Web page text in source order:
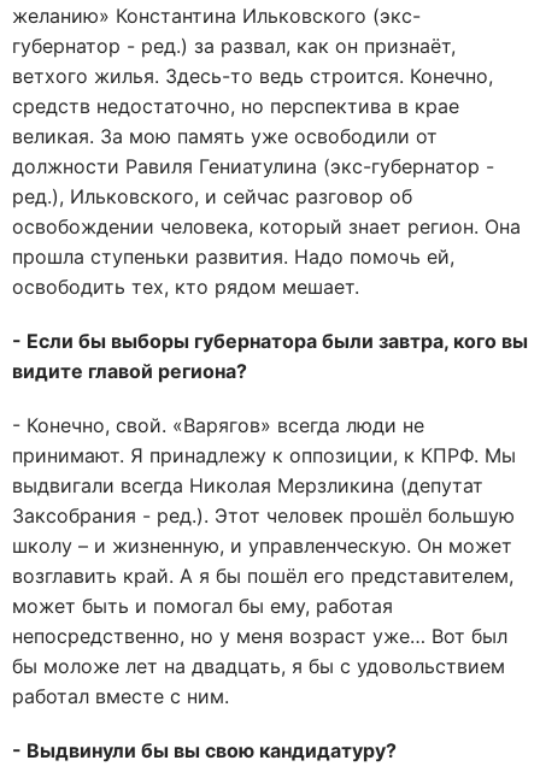
желанию» Константина Ильковского (экс-
губернатор - ред.) за развал, как он признаёт,
ветхого жилья. Здесь-то ведь строится. Конечно,
средств недостаточно, но перспектива в крае
великая. За мою память уже освободили от
должности Равиля Гениатулина (экс-губернатор -
ред.), Ильковского, и сейчас разговор об
освобождении человека, который знает регион. Она
прошла ступеньки развития. Надо помочь ей,
освободить тех, кто рядом мешает.
- Если бы выборы губернатора были завтра, кого вы
видите главой региона?
- Конечно, свой. «Варягов» всегда люди не
принимают. Я принадлежу к оппозиции, к КПРФ. Мы
выдвигали всегда Николая Мерзликина (депутат
Заксобрания - ред.). Этот человек прошёл большую
школу – и жизненную, и управленческую. Он может
возглавить край. А я бы пошёл его представителем,
может быть и помогал бы ему, работая
непосредственно, но у меня возраст уже… Вот был
бы моложе лет на двадцать, я бы с удовольствием
работал вместе с ним.
- Выдвинули бы вы свою кандидатуру?